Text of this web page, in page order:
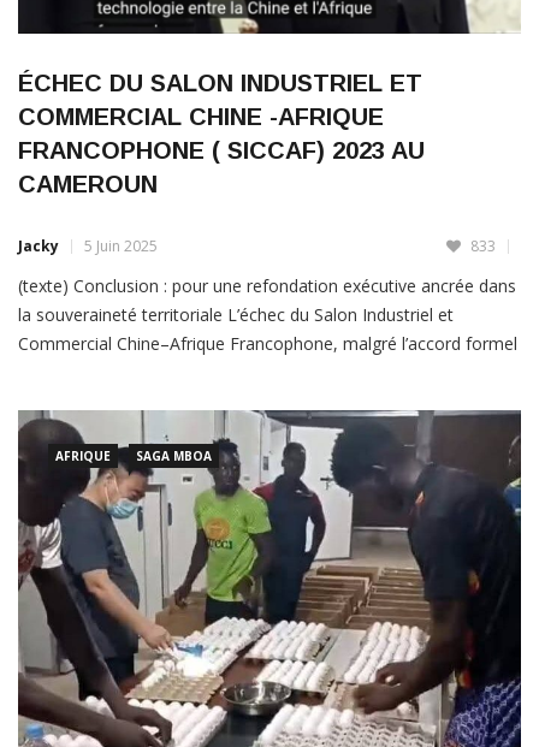
ÉCHEC DU SALON INDUSTRIEL ET
COMMERCIAL CHINE -AFRIQUE
FRANCOPHONE ( SICCAF) 2023 AU
CAMEROUN
Jacky 5 Juin 2025 833
(texte) Conclusion : pour une refondation exécutive ancrée dans
la souveraineté territoriale L’échec du Salon Industriel et
Commercial Chine–Afrique Francophone, malgré l’accord formel
révélateur structurel d’un système exécutif qui concentre le
pouvoir tout en diluant
LIRE PLUS
AFRIQUE SAGA MBOA